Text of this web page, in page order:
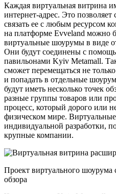
Каждая виртуальная витрина
интернет-адрес. Это
связать ее с любым ресурсом
на платформе Evveland можно
виртуальные шоурумы в виде
Они будут соединены с
павильонами Kyiv Metamall.
сможет перемещаться не
и попадать в отдельные
будут иметь несколько точек
разные группы товаров или
процесс, который дорого или
физическом мире.
индивидуальной разработки,
крупные компании.
Проект виртуального шоурума
обзора